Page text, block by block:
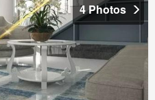
4 Photos